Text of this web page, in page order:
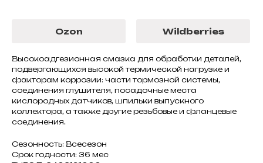
Ozon Wildberries
Высокоадгезионная смазка для обработки деталей,
подвергающихся высокой термической нагрузке и
факторам коррозии: части тормозной системы,
соединения глушителя, посадочные места
кислородных датчиков, шпильки выпускного
коллектора, а также другие резьбовые и фланцевые
соединения.
Сезонность: Всесезон
Срок годности: 36 мес